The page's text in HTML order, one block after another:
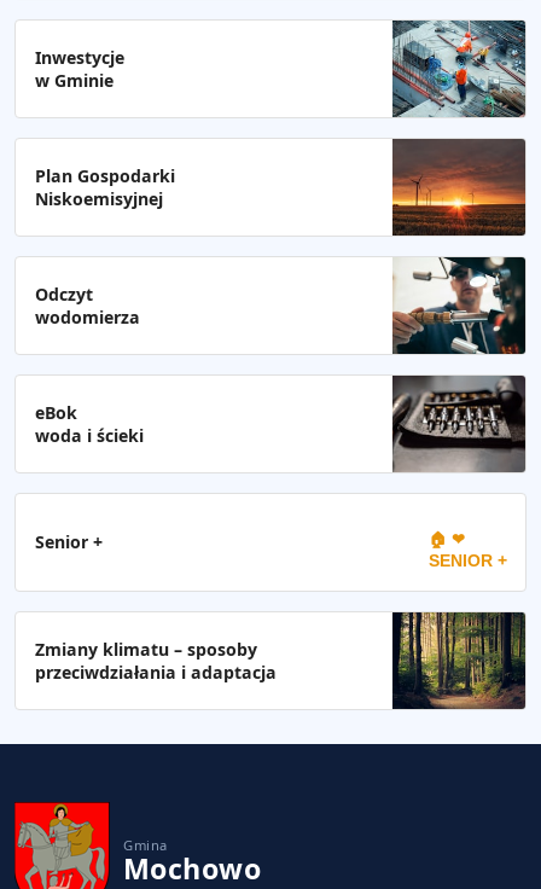
Inwestycje
w Gminie
Plan Gospodarki
Niskoemisyjnej
Odczyt
wodomierza
eBok
woda i ścieki
Senior + 🏠 ❤
SENIOR +
Zmiany klimatu – sposoby
przeciwdziałania i adaptacja
Gmina
Mochowo